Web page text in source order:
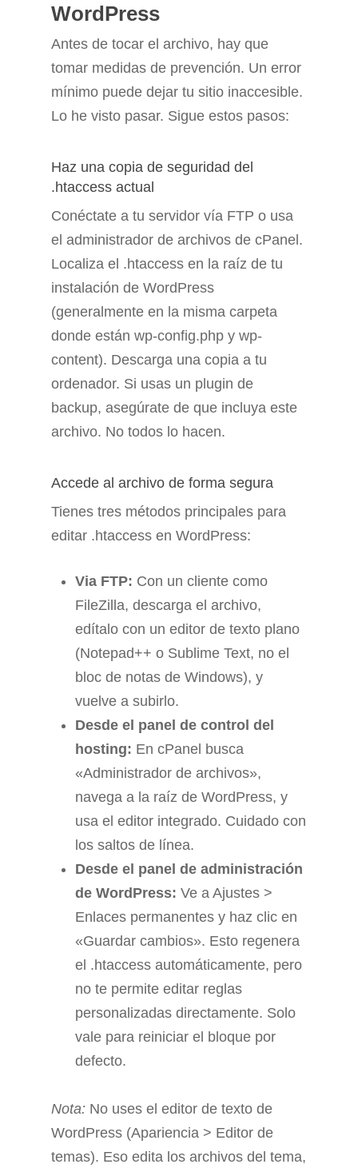
WordPress
Antes de tocar el archivo, hay que
tomar medidas de prevención. Un error
mínimo puede dejar tu sitio inaccesible.
Lo he visto pasar. Sigue estos pasos:
Haz una copia de seguridad del
.htaccess actual
Conéctate a tu servidor vía FTP o usa
el administrador de archivos de cPanel.
Localiza el .htaccess en la raíz de tu
instalación de WordPress
(generalmente en la misma carpeta
donde están wp-config.php y wp-
content). Descarga una copia a tu
ordenador. Si usas un plugin de
backup, asegúrate de que incluya este
archivo. No todos lo hacen.
Accede al archivo de forma segura
Tienes tres métodos principales para
editar .htaccess en WordPress:
Via FTP: Con un cliente como
FileZilla, descarga el archivo,
edítalo con un editor de texto plano
(Notepad++ o Sublime Text, no el
bloc de notas de Windows), y
vuelve a subirlo.
Desde el panel de control del
hosting: En cPanel busca
«Administrador de archivos»,
navega a la raíz de WordPress, y
usa el editor integrado. Cuidado con
los saltos de línea.
Desde el panel de administración
de WordPress: Ve a Ajustes >
Enlaces permanentes y haz clic en
«Guardar cambios». Esto regenera
el .htaccess automáticamente, pero
no te permite editar reglas
personalizadas directamente. Solo
vale para reiniciar el bloque por
defecto.
Nota: No uses el editor de texto de
WordPress (Apariencia > Editor de
temas). Eso edita los archivos del tema,